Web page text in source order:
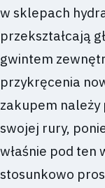
w sklepach
przekształcają
gwintem
przykręcenia
zakupem należy
swojej rury,
właśnie pod ten
stosunkowo